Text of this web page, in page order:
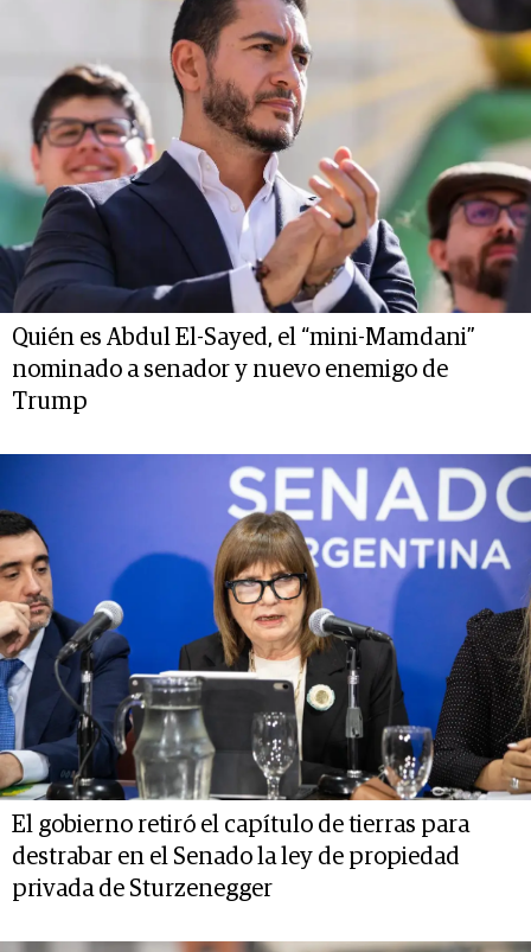
Quién es Abdul El-Sayed, el “mini-Mamdani”
nominado a senador y nuevo enemigo de
Trump
El gobierno retiró el capítulo de tierras para
destrabar en el Senado la ley de propiedad
privada de Sturzenegger